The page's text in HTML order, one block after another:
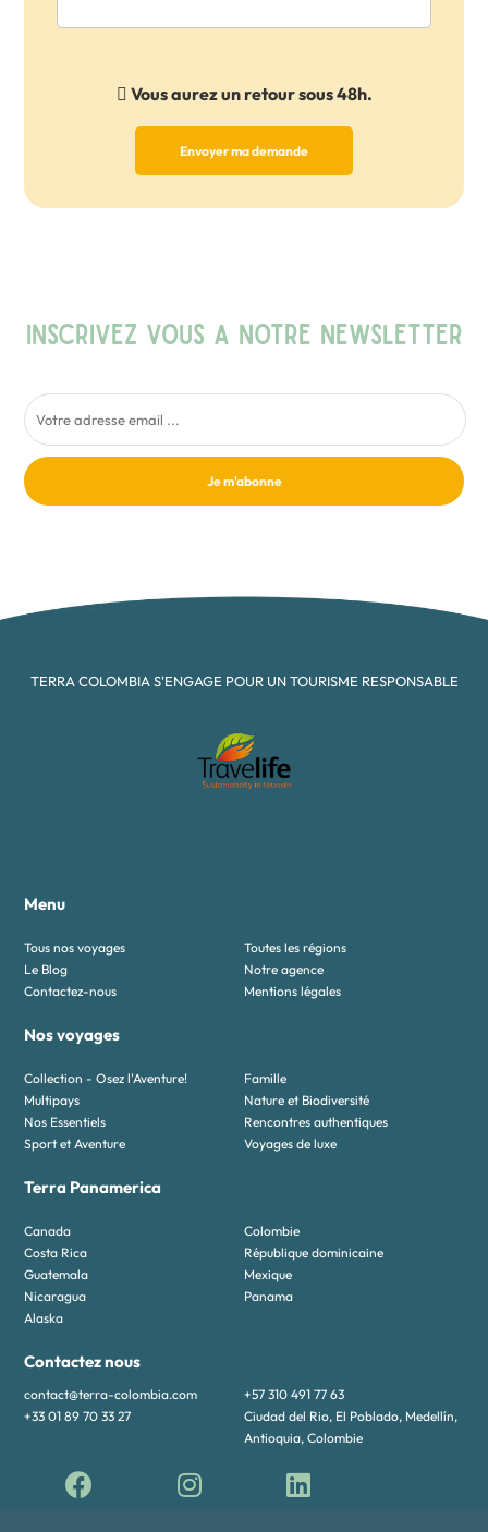
Vous aurez un retour sous 48h.
Envoyer ma demande
INSCRIVEZ VOUS A NOTRE NEWSLETTER
Je m'abonne
TERRA COLOMBIA S'ENGAGE POUR UN TOURISME RESPONSABLE
Menu
Tous nos voyages
Toutes les régions
Le Blog
Notre agence
Contactez-nous
Mentions légales
Nos voyages
Collection - Osez l'Aventure!
Famille
Multipays
Nature et Biodiversité
Nos Essentiels
Rencontres authentiques
Sport et Aventure
Voyages de luxe
Terra Panamerica
Canada
Colombie
Costa Rica
République dominicaine
Guatemala
Mexique
Nicaragua
Panama
Alaska
Contactez nous
contact@terra-colombia.com
+57 310 491 77 63
+33 01 89 70 33 27
Ciudad del Rio, El Poblado, Medellín,
Antioquia, Colombie